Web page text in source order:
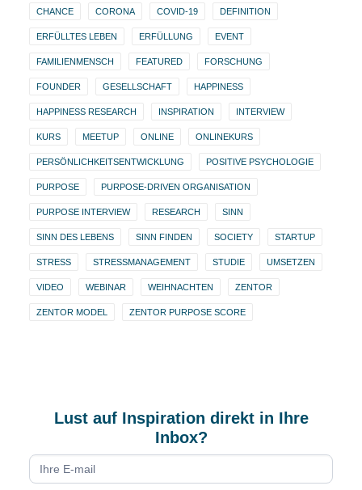
CHANCE CORONA COVID-19 DEFINITION
ERFÜLLTES LEBEN ERFÜLLUNG EVENT
FAMILIENMENSCH FEATURED FORSCHUNG
FOUNDER GESELLSCHAFT HAPPINESS
HAPPINESS RESEARCH INSPIRATION INTERVIEW
KURS MEETUP ONLINE ONLINEKURS
PERSÖNLICHKEITSENTWICKLUNG POSITIVE PSYCHOLOGIE
PURPOSE PURPOSE-DRIVEN ORGANISATION
PURPOSE INTERVIEW RESEARCH SINN
SINN DES LEBENS SINN FINDEN SOCIETY STARTUP
STRESS STRESSMANAGEMENT STUDIE UMSETZEN
VIDEO WEBINAR WEIHNACHTEN ZENTOR
ZENTOR MODEL ZENTOR PURPOSE SCORE
Lust auf Inspiration direkt in Ihre
Inbox?
Newsletter
form
DE